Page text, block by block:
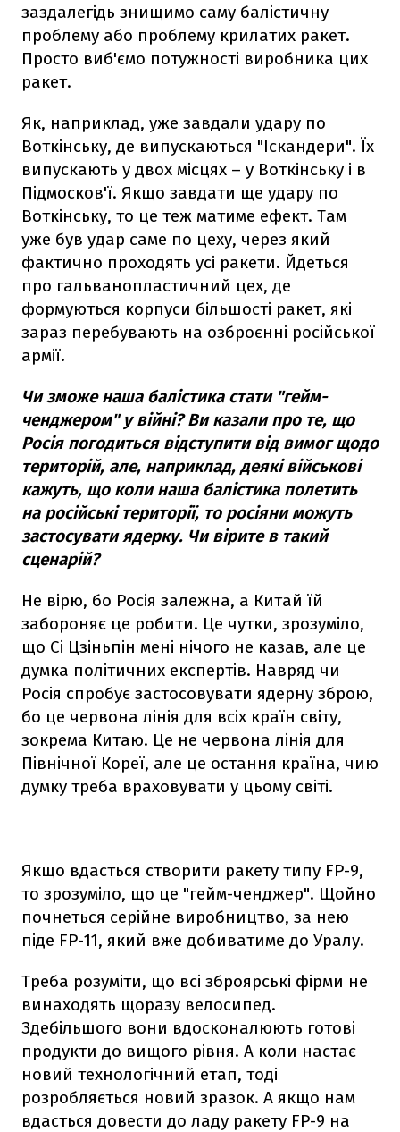
заздалегідь знищимо саму балістичну
проблему або проблему крилатих ракет.
Просто виб'ємо потужності виробника цих
ракет.
Як, наприклад, уже завдали удару по
Воткінську, де випускаються "Іскандери". Їх
випускають у двох місцях – у Воткінську і в
Підмосков'ї. Якщо завдати ще удару по
Воткінську, то це теж матиме ефект. Там
уже був удар саме по цеху, через який
фактично проходять усі ракети. Йдеться
про гальванопластичний цех, де
формуються корпуси більшості ракет, які
зараз перебувають на озброєнні російської
армії.
Чи зможе наша балістика стати "гейм-
ченджером" у війні? Ви казали про те, що
Росія погодиться відступити від вимог щодо
територій, але, наприклад, деякі військові
кажуть, що коли наша балістика полетить
на російські території, то росіяни можуть
застосувати ядерку. Чи вірите в такий
сценарій?
Не вірю, бо Росія залежна, а Китай їй
забороняє це робити. Це чутки, зрозуміло,
що Сі Цзіньпін мені нічого не казав, але це
думка політичних експертів. Навряд чи
Росія спробує застосовувати ядерну зброю,
бо це червона лінія для всіх країн світу,
зокрема Китаю. Це не червона лінія для
Північної Кореї, але це остання країна, чию
думку треба враховувати у цьому світі.
Якщо вдасться створити ракету типу FP-9,
то зрозуміло, що це "гейм-ченджер". Щойно
почнеться серійне виробництво, за нею
піде FP-11, який вже добиватиме до Уралу.
Треба розуміти, що всі зброярські фірми не
винаходять щоразу велосипед.
Здебільшого вони вдосконалюють готові
продукти до вищого рівня. А коли настає
новий технологічний етап, тоді
розробляється новий зразок. А якщо нам
вдасться довести до ладу ракету FP-9 на